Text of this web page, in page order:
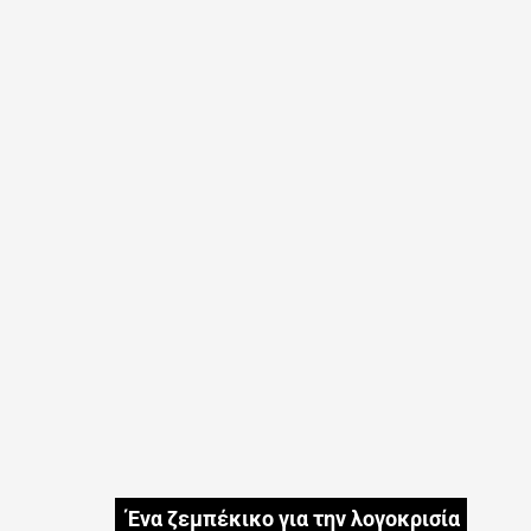
Ένα ζεμπέκικο για την λογοκρισία